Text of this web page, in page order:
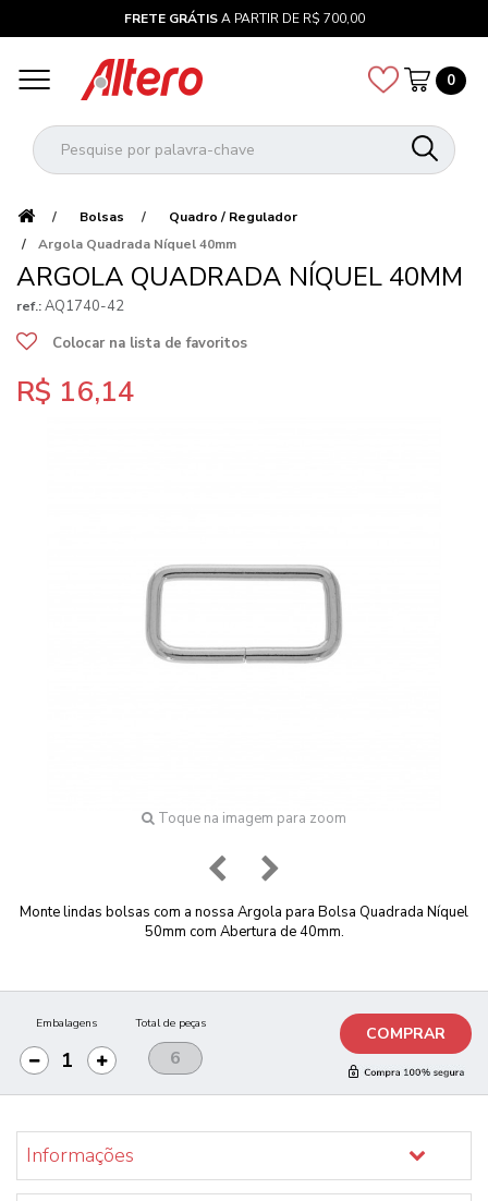
FRETE GRÁTISA PARTIR DE R$ 700,00
0
Bolsas
Quadro / Regulador
Argola Quadrada Níquel 40mm
ARGOLA QUADRADA NÍQUEL 40MM
ref.:AQ1740-42
Colocar na lista de favoritos
R$ 16,14
Toque na imagem para zoom
Monte lindas bolsas com a nossa Argola para Bolsa Quadrada Níquel
50mm com Abertura de 40mm.
Embalagens Total de peças COMPRAR
Informações